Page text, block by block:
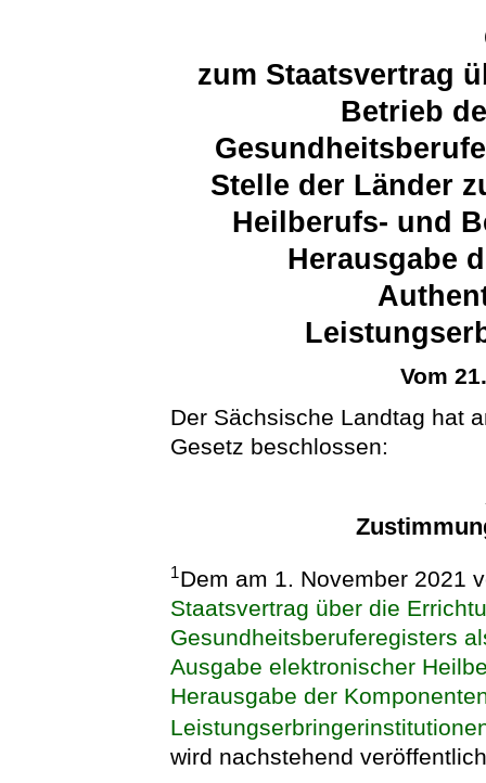
zum Staatsvertrag
Betrieb
Stelle der Länder
Heilberufs- und
Herausgabe
Vom
Der Sächsische Landtag hat
Gesetz beschlossen:
1Dem am 1. November 2021
Staatsvertrag über die
Gesundheitsberuferegisters
Ausgabe elektronischer
Herausgabe der
wird nachstehend